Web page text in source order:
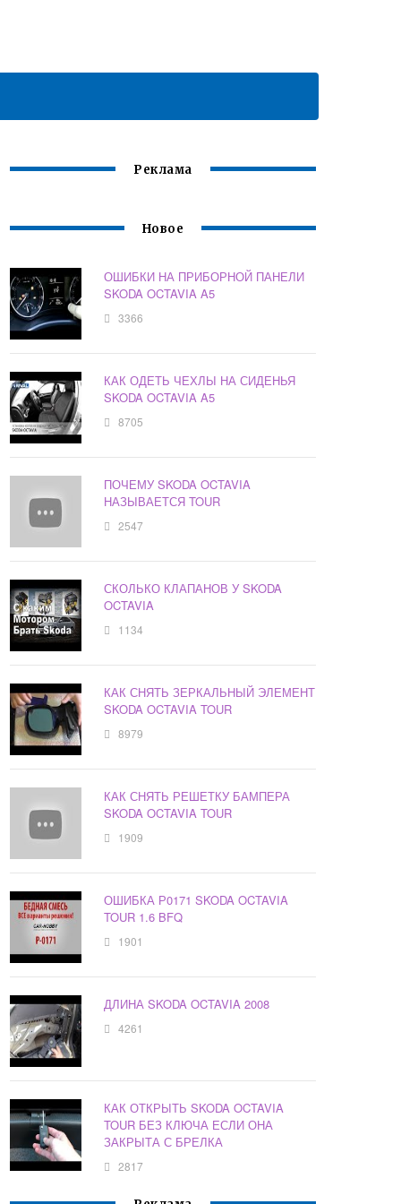
Реклама
Новое
ОШИБКИ НА ПРИБОРНОЙ ПАНЕЛИ
SKODA OCTAVIA A5
3366
КАК ОДЕТЬ ЧЕХЛЫ НА СИДЕНЬЯ
SKODA OCTAVIA A5
8705
ПОЧЕМУ SKODA OCTAVIA
НАЗЫВАЕТСЯ TOUR
2547
СКОЛЬКО КЛАПАНОВ У SKODA
OCTAVIA
1134
КАК СНЯТЬ ЗЕРКАЛЬНЫЙ ЭЛЕМЕНТ
SKODA OCTAVIA TOUR
8979
КАК СНЯТЬ РЕШЕТКУ БАМПЕРА
SKODA OCTAVIA TOUR
1909
ОШИБКА Р0171 SKODA OCTAVIA
TOUR 1.6 BFQ
1901
ДЛИНА SKODA OCTAVIA 2008
4261
КАК ОТКРЫТЬ SKODA OCTAVIA
TOUR БЕЗ КЛЮЧА ЕСЛИ ОНА
ЗАКРЫТА С БРЕЛКА
2817